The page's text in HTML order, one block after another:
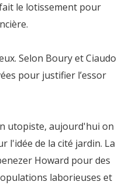
le lotissement pour
Selon Boury et Ciaudo
pour justifier l’essor
utopiste, aujourd'hui on
l'idée de la cité jardin. La
Howard pour des
laborieuses et